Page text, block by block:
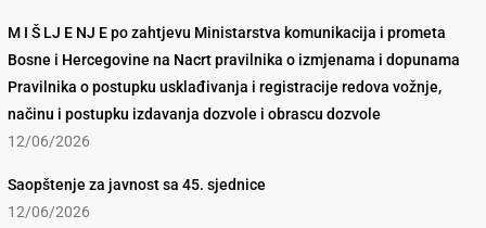
M I Š LJ E NJ E po zahtjevu Ministarstva komunikacija i prometa
Bosne i Hercegovine na Nacrt pravilnika o izmjenama i dopunama
Pravilnika o postupku usklađivanja i registracije redova vožnje,
načinu i postupku izdavanja dozvole i obrascu dozvole
12/06/2026
Saopštenje za javnost sa 45. sjednice
12/06/2026